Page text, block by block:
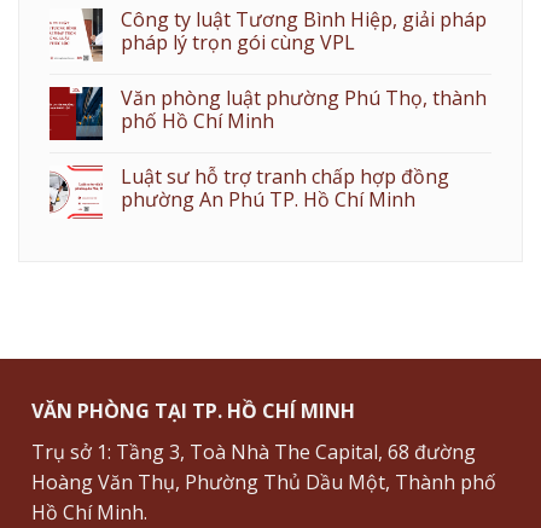
Công ty luật Tương Bình Hiệp, giải pháp
pháp lý trọn gói cùng VPL
Văn phòng luật phường Phú Thọ, thành
phố Hồ Chí Minh
Luật sư hỗ trợ tranh chấp hợp đồng
phường An Phú TP. Hồ Chí Minh
VĂN PHÒNG TẠI TP. HỒ CHÍ MINH
Trụ sở 1: Tầng 3, Toà Nhà The Capital, 68 đường
Hoàng Văn Thụ, Phường Thủ Dầu Một, Thành phố
Hồ Chí Minh.